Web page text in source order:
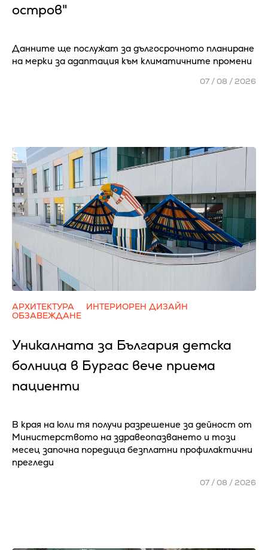
остров"
Данните ще послужат за дългосрочното планиране
на мерки за адаптация към климатичните промени
07 / 08 / 2026
АРХИТЕКТУРА
ИНТЕРИОРЕН ДИЗАЙН
ОБЗАВЕЖДАНЕ
Уникалната за България детска
болница в Бургас вече приема
пациенти
В края на юли тя получи разрешение за дейност от
Министерството на здравеопазването и този
месец започна поредица безплатни профилактични
прегледи
07 / 08 / 2026